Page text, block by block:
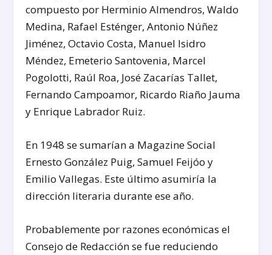
compuesto por Herminio Almendros, Waldo
Medina, Rafael Esténger, Antonio Núñez
Jiménez, Octavio Costa, Manuel Isidro
Méndez, Emeterio Santovenia, Marcel
Pogolotti, Raúl Roa, José Zacarías Tallet,
Fernando Campoamor, Ricardo Riaño Jauma
y Enrique Labrador Ruiz.
En 1948 se sumarían a Magazine Social
Ernesto González Puig, Samuel Feijóo y
Emilio Vallegas. Este último asumiría la
dirección literaria durante ese año.
Probablemente por razones económicas el
Consejo de Redacción se fue reduciendo